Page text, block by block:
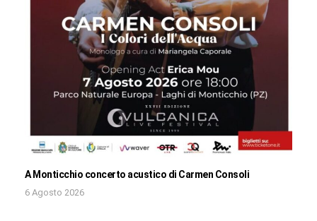
A Monticchio concerto acustico di Carmen Consoli
6 Agosto 2026